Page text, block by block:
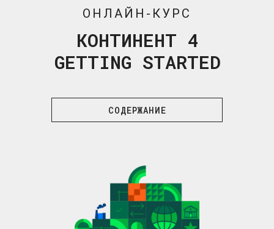
СОДЕРЖАНИЕ
ОНЛАЙН-КУРС
КОНТИНЕНТ 4
GETTING STARTED